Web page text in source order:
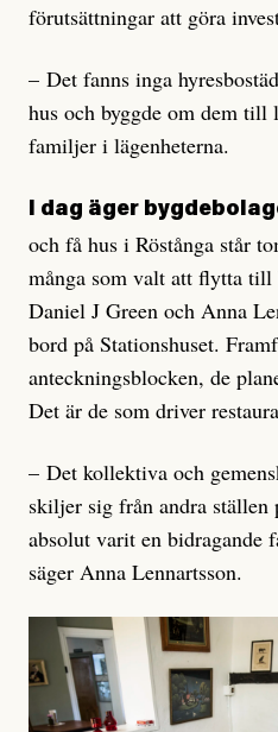
förutsättningar att göra
– Det fanns inga
hus och byggde om dem till
familjer i lägenheterna.
I dag äger
och få hus i Röstånga står
många som valt att flytta till
Daniel J Green och Anna
bord på Stationshuset.
anteckningsblocken, de
Det är de som driver
– Det kollektiva och
skiljer sig från andra ställen
absolut varit en
säger Anna Lennartsson.